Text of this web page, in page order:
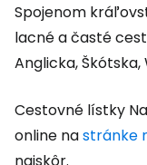
Spojenom
lacné a časté
Anglicka,
Cestovné lístky
online nastránke